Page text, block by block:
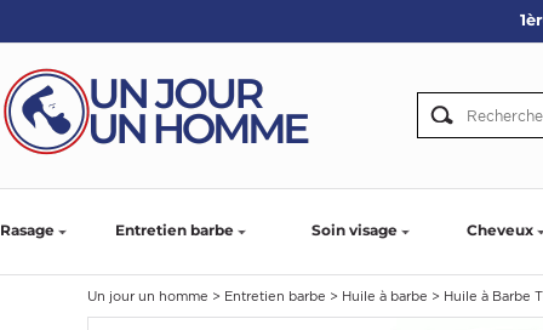
Rasage Entretien barbe Soin visage Cheveux
Un jour un homme > Entretien barbe > Huile à barbe > Huile à Barbe